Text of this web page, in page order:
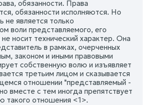
обязанности. Права
обязанности исполняются. Но
не является только
воли представляемого, его
носит технический характер. Она
в рамках, очерченных
законом и иными правовыми
собственную волю и изъявляет
третьим лицом и сказывается
отношении "представляемый -
вместе с тем иногда препятствует
такого отношения <1>.